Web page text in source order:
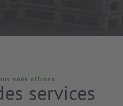
vous offrons
services